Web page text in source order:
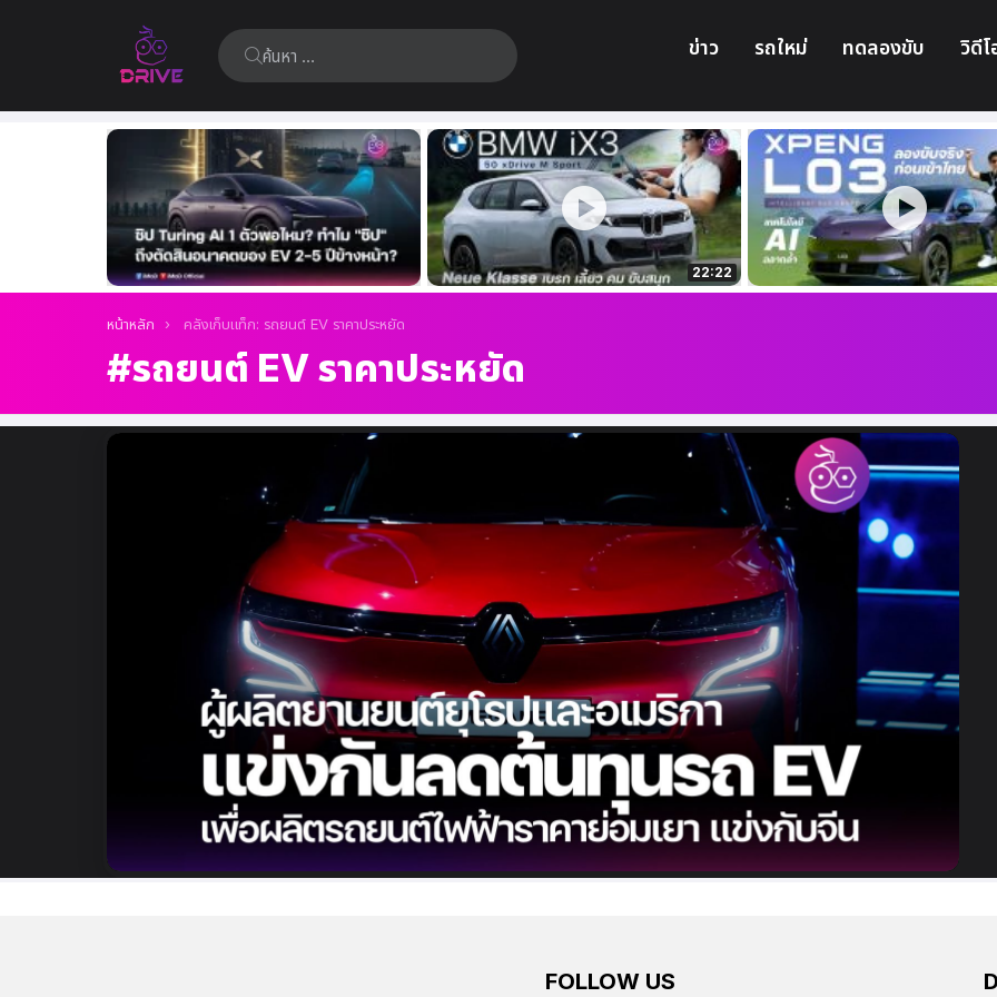
ค้นหา: ข่าว รถใหม่ ทดลองขับ วิดีโ
เรื่อง
ล่าสุด
22:22
คุณอยู่ที่นี่:
หน้าหลัก คลังเก็บแท็ก: รถยนต์ EV ราคาประหยัด
รถยนต์ EV ราคาประหยัด
เรื่อง
FOLLOW US